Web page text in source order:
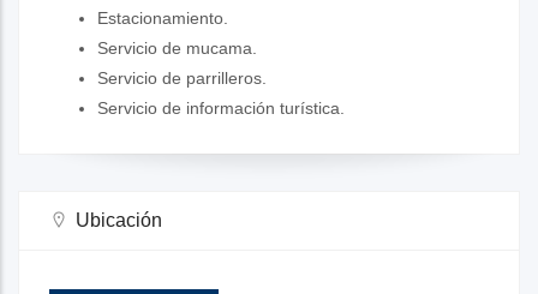
Estacionamiento.
Servicio de mucama.
Servicio de parrilleros.
Servicio de información turística.
Ubicación